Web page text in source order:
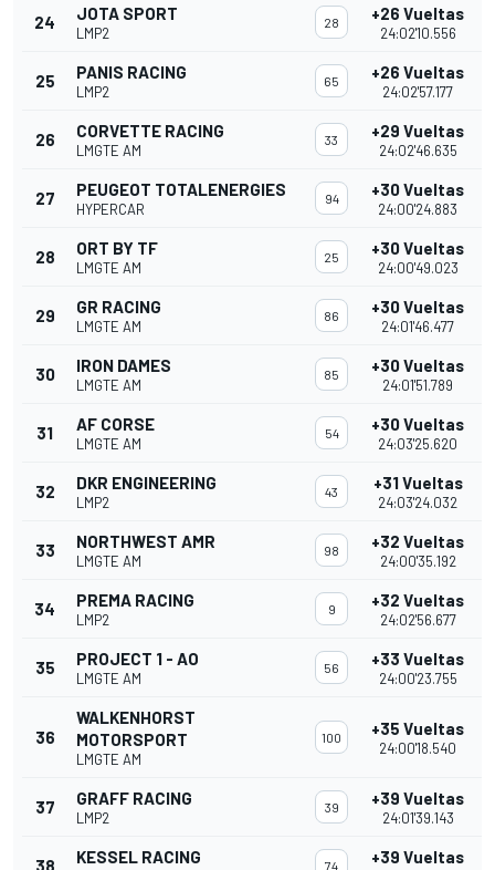
24 JOTA SPORT
LMP2
28 +26 Vueltas
24:02'10.556
25 PANIS RACING
LMP2
65 +26 Vueltas
24:02'57.177
26 CORVETTE RACING
LMGTE AM
33 +29 Vueltas
24:02'46.635
27 PEUGEOT TOTALENERGIES
HYPERCAR
94 +30 Vueltas
24:00'24.883
28 ORT BY TF
LMGTE AM
25 +30 Vueltas
24:00'49.023
29 GR RACING
LMGTE AM
86 +30 Vueltas
24:01'46.477
30 IRON DAMES
LMGTE AM
85 +30 Vueltas
24:01'51.789
31 AF CORSE
LMGTE AM
54 +30 Vueltas
24:03'25.620
32 DKR ENGINEERING
LMP2
43 +31 Vueltas
24:03'24.032
33 NORTHWEST AMR
LMGTE AM
98 +32 Vueltas
24:00'35.192
34 PREMA RACING
LMP2
9 +32 Vueltas
24:02'56.677
35 PROJECT 1 - AO
LMGTE AM
56 +33 Vueltas
24:00'23.755
36
WALKENHORST
MOTORSPORT
LMGTE AM
100 +35 Vueltas
24:00'18.540
37 GRAFF RACING
LMP2
39 +39 Vueltas
24:01'39.143
38 KESSEL RACING 74 +39 Vueltas